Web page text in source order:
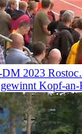
DM 2023
Kopf-